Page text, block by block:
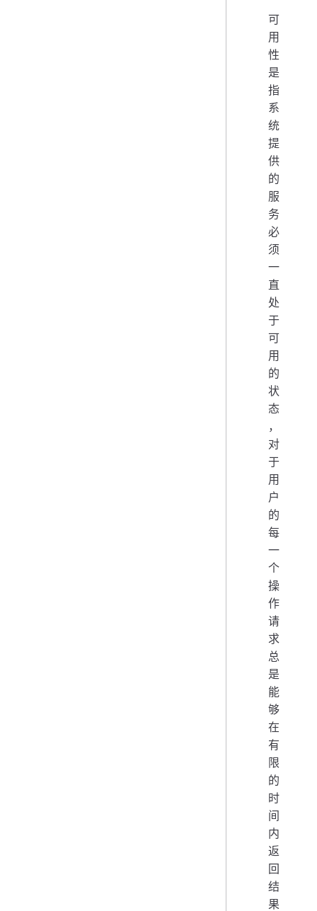
可
用
性
是
指
系
统
提
供
的
服
务
必
须
一
直
处
于
可
用
的
状
态
，
对
于
用
户
的
每
一
个
操
作
请
求
总
是
能
够
在
有
限
的
时
间
内
返
回
结
果